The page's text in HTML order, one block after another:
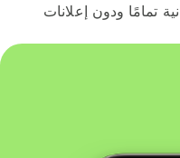
تمامًا ودون إعلانات